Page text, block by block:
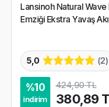
Lansinoh Natural
Emziği Ekstra Yavaş
5,0 (2)
%10
indirim
424,90 TL
380,89